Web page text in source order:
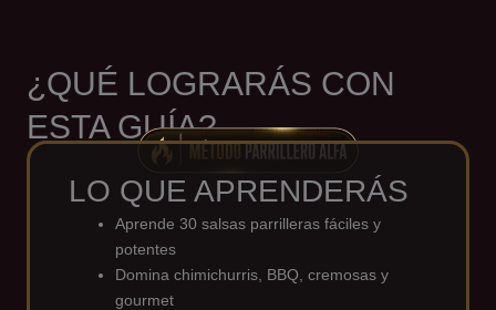
¿QUÉ LOGRARÁS CON
ESTA GUÍA?
LO QUE APRENDERÁS
Aprende 30 salsas parrilleras fáciles y
potentes
Domina chimichurris, BBQ, cremosas y
gourmet